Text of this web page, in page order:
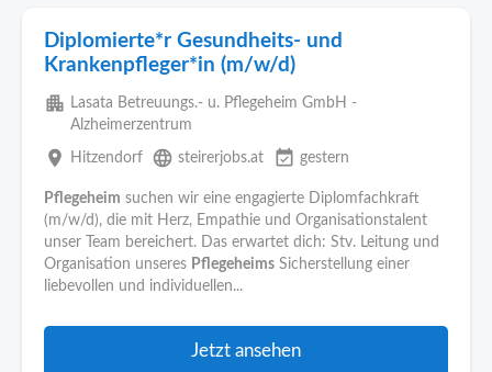
Diplomierte*r Gesundheits- und
Krankenpfleger*in (m/w/d)
apartment Lasata Betreuungs.- u. Pflegeheim GmbH -
Alzheimerzentrum
place Hitzendorf language steirerjobs.at event_available gestern
Pflegeheim suchen wir eine engagierte Diplomfachkraft
(m/w/d), die mit Herz, Empathie und Organisationstalent
unser Team bereichert. Das erwartet dich: Stv. Leitung und
Organisation unseres Pflegeheims Sicherstellung einer
liebevollen und individuellen...
Jetzt ansehen